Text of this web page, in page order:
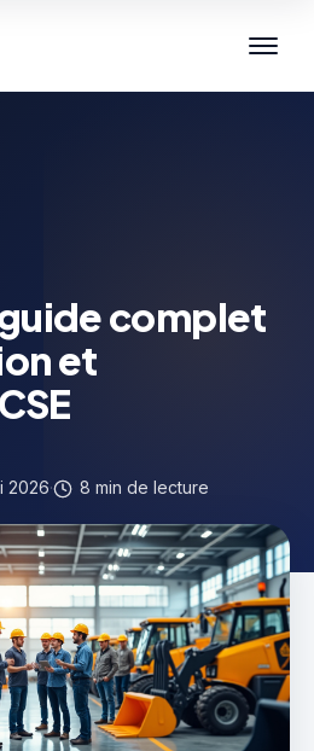
complet
et
2026· 8 min de lecture